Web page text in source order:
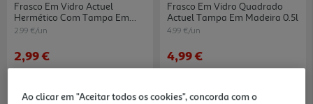
Frasco Em Vidro Actuel
Hermético Com Tampa Em
Inox 0.8l
2.99 €/un
2,99 €
Frasco Em Vidro Quadrado
Actuel Tampa Em Madeira 0.5l
4.99 €/un
4,99 €
Ao clicar em "Aceitar todos os cookies", concorda com o